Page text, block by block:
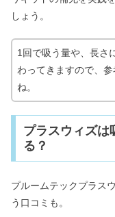
しょう。
1回で吸う量や、長さ
わってきますので、
ね。
プラスウィズは
る？
プルームテックプラス
う口コミも。